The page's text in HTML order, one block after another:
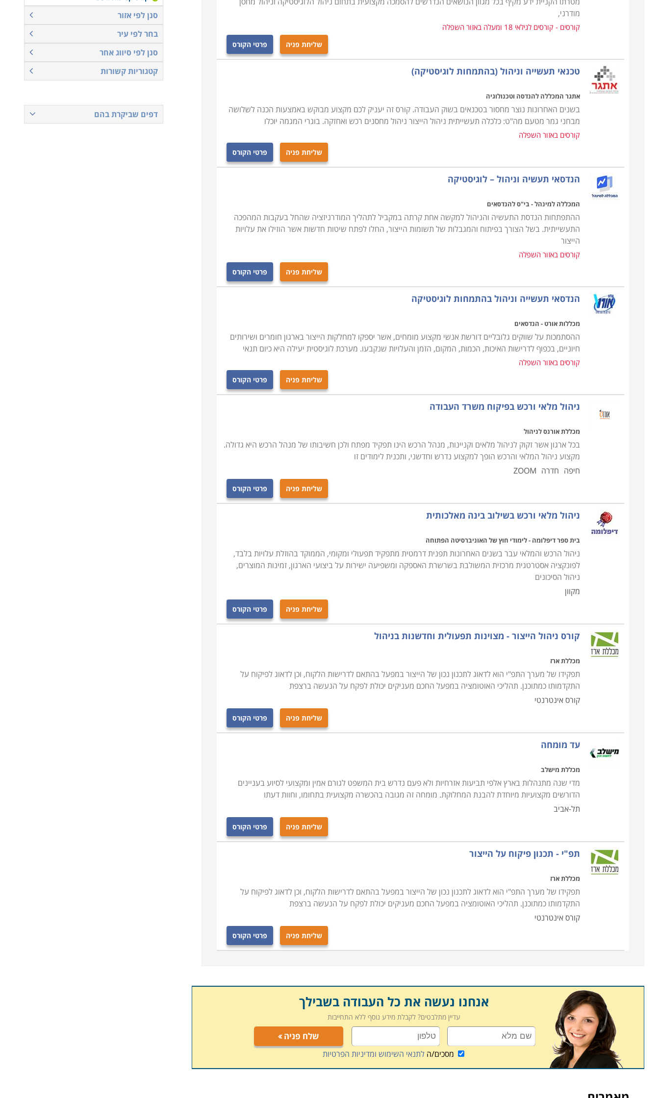
הקורס מקנה את כל הידע הנדרש, כך גם מי שאין לו כל רקע בתחום, יוכל בסיום הקורס להיות מוכן לקראת עבודה
בתחום, כאשר ניתן כבר במהלך הקורס לנסות ולהשתלב במחלקות הרכש של חברות מסוימות ולהתחיל לרכוש
ניסיון. קורס רכש ולוגיסטיקה מתקיים בכל רחבי הארץ: חיפה, תל אביב , נתניה, כפר סבא ועוד מקומות רבים נוספים
אחרים.
מודרני,
קורסים - קורסים לגילאי 18 ומעלה באזור השפלה
שליחת פניה פרטי הקורס
טכנאי תעשייה וניהול (בהתמחות לוגיסטיקה)
אתגר המכללה להנדסה וטכנולוגיה
בשנים האחרונות נוצר מחסור בטכנאים בשוק העבודה. קורס זה יעניק לכם מקצוע מבוקש באמצעות הכנה לשלושה
מבחני גמר מטעם מה"ט: כלכלה תעשייתית ניהול הייצור ניהול מחסנים רכש ואחזקה. בוגרי המגמה יוכלו
קורסים באזור השפלה
שליחת פניה פרטי הקורס
הנדסאי תעשיה וניהול – לוגיסטיקה
המכללה למינהל - בי"ס להנדסאים
ההתפתחות הנדסת התעשיה והניהול למקשה אחת קרתה במקביל לתהליך המודרניזציה שהחל בעקבות המהפכה
התעשייתית. בשל הצורך בפיתוח והמגבלות של תשומות הייצור, החלו לפתח שיטות חדשות אשר הוזילו את עלויות
הייצור
קורסים באזור השפלה
שליחת פניה פרטי הקורס
הנדסאי תעשייה וניהול בהתמחות לוגיסטיקה
מכללות אורט - הנדסאים
ההסתמכות על שווקים גלובליים דורשת אנשי מקצוע מומחים, אשר יספקו למחלקות הייצור בארגון חומרים ושירותים
חיוניים, בכפוף לדרישות האיכות, הכמות, המקום, הזמן והעלויות שנקבעו. מערכת לוגיסטית יעילה היא כיום תנאי
קורסים באזור השפלה
שליחת פניה פרטי הקורס
ניהול מלאי ורכש בפיקוח משרד העבודה
מכללת אורנס לניהול
בכל ארגון אשר זקוק לניהול מלאים וקניינות, מנהל הרכש הינו תפקיד מפתח ולכן חשיבותו של מנהל הרכש היא גדולה.
מקצוע ניהול המלאי והרכש הופך למקצוע נדרש וחדשני, ותכנית לימודים זו
חיפה חדרה ZOOM
שליחת פניה פרטי הקורס
ניהול מלאי ורכש בשילוב בינה מאלכותית
בית ספר דיפלומה - לימודי חוץ של האוניברסיטה הפתוחה
ניהול הרכש והמלאי עבר בשנים האחרונות תפנית דרמטית מתפקיד תפעולי ומקומי, הממוקד בהוזלת עלויות בלבד,
לפונקציה אסטרטגית מרכזית המשולבת בשרשרת האספקה ומשפיעה ישירות על ביצועי הארגון, זמינות המוצרים,
ניהול הסיכונים
מקוון
שליחת פניה פרטי הקורס
קורס ניהול הייצור - מצוינות תפעולית וחדשנות בניהול
מכללת ארז
תפקידו של מערך התפ"י הוא לדאוג לתכנון נכון של הייצור במפעל בהתאם לדרישות הלקוח, וכן לדאוג לפיקוח על
התקדמותו כמתוכנן. תהליכי האוטומציה במפעל החכם מעניקים יכולת לפקח על הנעשה ברצפת
קורס אינטרנטי
שליחת פניה פרטי הקורס
עד מומחה
מכללת מישלב
מדי שנה מתנהלות בארץ אלפי תביעות אזרחיות ולא פעם נדרש בית המשפט לגורם אמין ומקצועי לסיוע בעניינים
הדורשים מקצועיות מיוחדת להבנת המחלוקת. מומחה זה מגובה בהכשרה מקצועית בתחומו, וחוות דעתו
תל-אביב
שליחת פניה פרטי הקורס
תפ"י - תכנון פיקוח על הייצור
מכללת ארז
תפקידו של מערך התפ"י הוא לדאוג לתכנון נכון של הייצור במפעל בהתאם לדרישות הלקוח, וכן לדאוג לפיקוח על
התקדמותו כמתוכנן. תהליכי האוטומציה במפעל החכם מעניקים יכולת לפקח על הנעשה ברצפת
קורס אינטרנטי
שליחת פניה פרטי הקורס
אנחנו נעשה את כל העבודה בשבילך
עדיין מתלבטים? לקבלת מידע נוסף ללא התחייבות
שלח פניה
מסכים/הלתנאי השימוש ומדיניות הפרטיות
סנן לפי אזור
בחר לפי עיר
סנן לפי סיווג אחר
קטגוריות קשורות
דפים שביקרת בהם